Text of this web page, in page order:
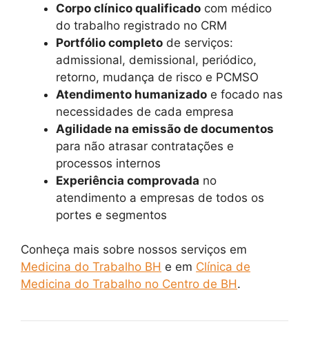
Corpo clínico qualificado com médico
do trabalho registrado no CRM
Portfólio completo de serviços:
admissional, demissional, periódico,
retorno, mudança de risco e PCMSO
Atendimento humanizado e focado nas
necessidades de cada empresa
Agilidade na emissão de documentos
para não atrasar contratações e
processos internos
Experiência comprovada no
atendimento a empresas de todos os
portes e segmentos
Conheça mais sobre nossos serviços em
Medicina do Trabalho BH e em Clínica de
Medicina do Trabalho no Centro de BH.